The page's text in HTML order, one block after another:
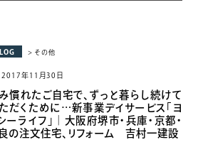
> その他
2017年11月30日
慣れたご自宅で、ずっと暮らし続けて
だくために…新事業デイサービス「ヨ
ーライフ」｜大阪府堺市・兵庫・京都・
の注文住宅、リフォーム 吉村一建設